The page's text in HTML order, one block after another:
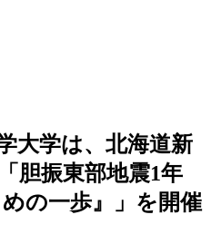
大学は、北海道新
胆振東部地震1年
めの一歩』」を開催